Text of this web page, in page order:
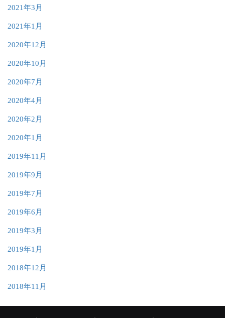
2021年3月
2021年1月
2020年12月
2020年10月
2020年7月
2020年4月
2020年2月
2020年1月
2019年11月
2019年9月
2019年7月
2019年6月
2019年3月
2019年1月
2018年12月
2018年11月